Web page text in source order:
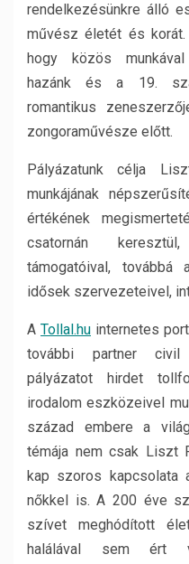
rendelkezésünkre álló
művész életét és
hogy közös
hazánk és a 19.
romantikus
zongoraművésze előtt.
Pályázatunk célja
munkájának
értékének
csatornán
támogatóival,
idősek szervezeteivel,
A Tollal.hu internetes
további partner civil
pályázatot hirdet
irodalom eszközeivel
század embere a
témája nem csak Liszt
kap szoros kapcsolata
nőkkel is. A 200 éve
szívet meghódított
halálával sem ért